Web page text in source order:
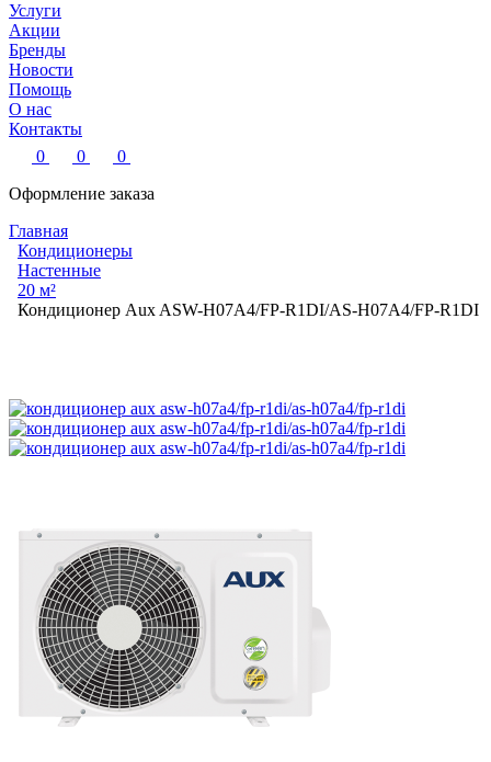
Услуги
Акции
Бренды
Новости
Помощь
О нас
Контакты
0
0
0
Оформление заказа
Главная
Кондиционеры
Настенные
20 м²
Кондиционер Aux ASW-H07A4/FP-R1DI/AS-H07A4/FP-R1DI